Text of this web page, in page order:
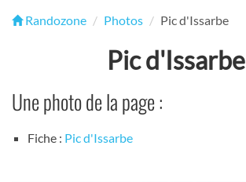
Randozone Photos Pic d'Issarbe
Pic d'Issarbe
Une photo de la page :
Fiche : Pic d'Issarbe